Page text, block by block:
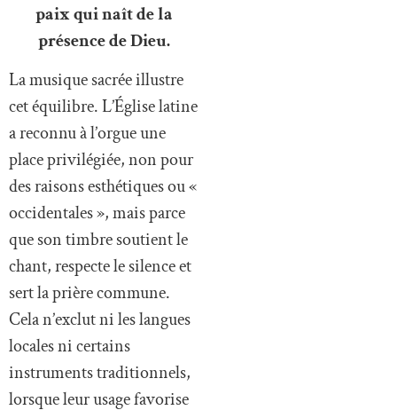
paix qui naît de la
présence de Dieu.
La musique sacrée illustre
cet équilibre. L’Église latine
a reconnu à l’orgue une
place privilégiée, non pour
des raisons esthétiques ou «
occidentales », mais parce
que son timbre soutient le
chant, respecte le silence et
sert la prière commune.
Cela n’exclut ni les langues
locales ni certains
instruments traditionnels,
lorsque leur usage favorise